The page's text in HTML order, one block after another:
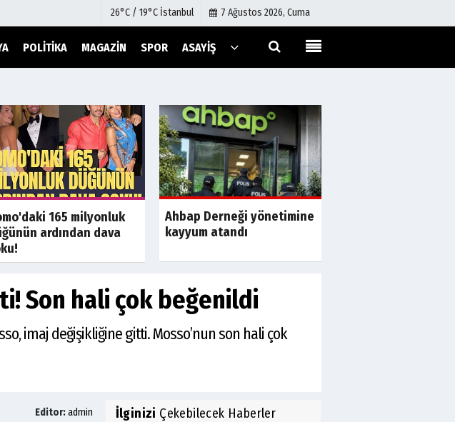
26°C / 19°C İstanbul 7 Ağustos 2026, Cuma
POLITIKA MAGAZIN SPOR ASAYIŞ
Galeri
Galeri
İletişim
Çerez Politikası
Gizlilik İlkeleri
Son Dakika
165 milyonluk
ardından dava
Ahbap Derneği yönetimine
kayyum atandı
Son hali çok beğenildi
imaj değişikliğine gitti. Mosso’nun son hali çok
Editor:admin İlginizi Çekebilecek Haberler